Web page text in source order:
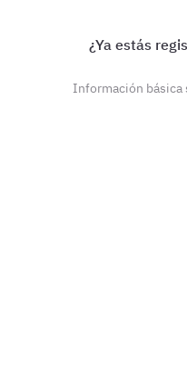
¿Ya estás
Información básica